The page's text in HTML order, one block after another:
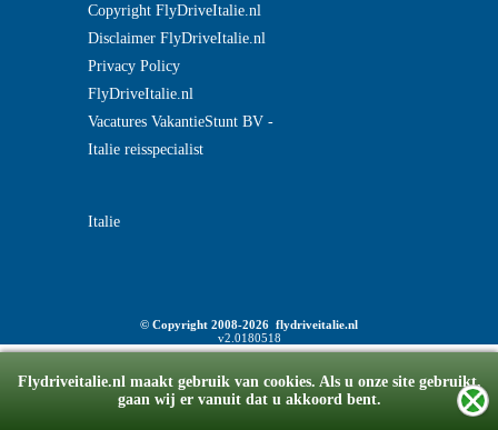
Flydriveitalie.nl maakt gebruik van cookies. Als u onze site gebruikt,
gaan wij er vanuit dat u akkoord bent.
Copyright FlyDriveItalie.nl
Disclaimer FlyDriveItalie.nl
Privacy Policy
FlyDriveItalie.nl
Vacatures VakantieStunt BV -
Italie reisspecialist
Italie
© Copyright 2008-2026 flydriveitalie.nl
v2.0180518